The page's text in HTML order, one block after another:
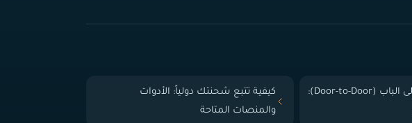
الشحن من الباب إلى الباب (Door-to-Door):
كيفية تتبع شحنتك دولياً: الأدوات
والمنصات المتاحة